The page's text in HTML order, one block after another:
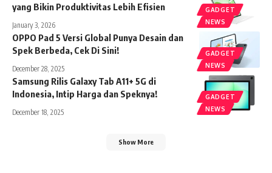
GADGET
NEWS
yang Bikin Produktivitas Lebih Efisien
January 3, 2026
GADGET
NEWS
OPPO Pad 5 Versi Global Punya Desain dan
Spek Berbeda, Cek Di Sini!
December 28, 2025
GADGET
NEWS
Samsung Rilis Galaxy Tab A11+ 5G di
Indonesia, Intip Harga dan Speknya!
December 18, 2025
Show More